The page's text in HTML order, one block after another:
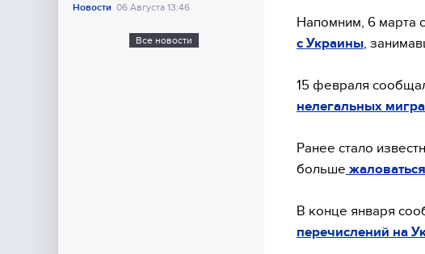
Новости 06 Августа 13:46
Все новости
Напомним, 6 марта
с Украины ,
15 февраля
нелегальных
Ранее стало
больше
В конце января
перечислений на